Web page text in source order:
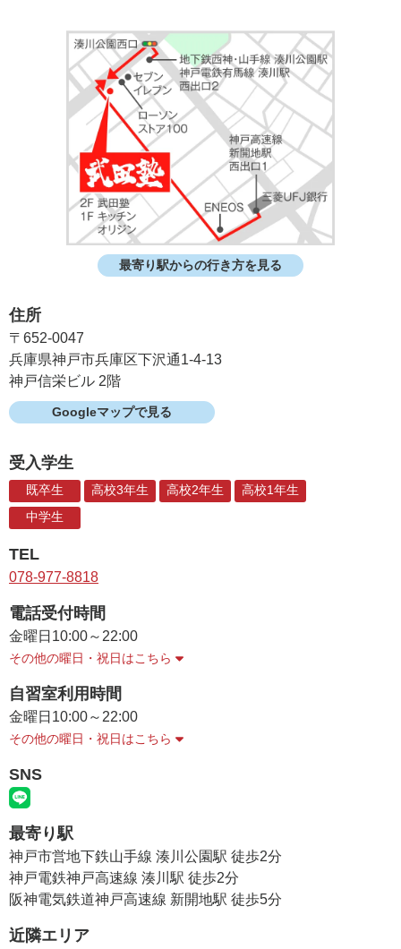
最寄り駅からの行き方を見る
住所
〒652-0047
兵庫県神戸市兵庫区下沢通1-4-13
神戸信栄ビル 2階
Googleマップで見る
受入学生
既卒生 高校3年生 高校2年生
高校1年生
中学生
TEL
078-977-8818
電話受付時間
金曜日 10:00～22:00
その他の曜日・祝日はこちら
自習室利用時間
金曜日 10:00～22:00
その他の曜日・祝日はこちら
SNS
最寄り駅
神戸市営地下鉄山手線 湊川公園駅 徒歩2分
神戸電鉄神戸高速線 湊川駅 徒歩2分
阪神電気鉄道神戸高速線 新開地駅 徒歩5分
近隣エリア